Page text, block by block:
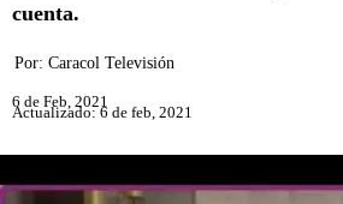
cuenta.
Por: Caracol Televisión
6 de Feb, 2021
Actualizado: 6 de feb, 2021